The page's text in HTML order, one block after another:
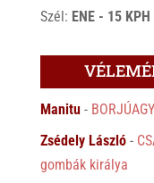
Szél: ENE - 15 KPH
Manitu-
Zsédely László-
gombák királya